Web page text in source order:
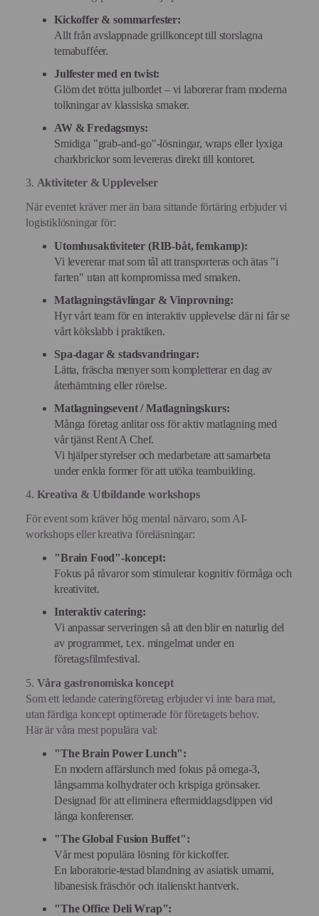
Kickoffer & sommarfester:
Allt från avslappnade grillkoncept till storslagna
temabufféer.
Julfester med en twist:
Glöm det trötta julbordet – vi laborerar fram moderna
tolkningar av klassiska smaker.
AW & Fredagsmys:
Smidiga "grab-and-go"-lösningar, wraps eller lyxiga
charkbrickor som levereras direkt till kontoret.
3. Aktiviteter & Upplevelser
När eventet kräver mer än bara sittande förtäring erbjuder vi
logistiklösningar för:
Utomhusaktiviteter (RIB-båt, femkamp):
Vi levererar mat som tål att transporteras och ätas "i
farten" utan att kompromissa med smaken.
Matlagningstävlingar & Vinprovning:
Hyr vårt team för en interaktiv upplevelse där ni får se
vårt kökslabb i praktiken.
Spa-dagar & stadsvandringar:
Lätta, fräscha menyer som kompletterar en dag av
återhämtning eller rörelse.
Matlagningsevent / Matlagningskurs:
Många företag anlitar oss för aktiv matlagning med
vår tjänst Rent A Chef.
Vi hjälper styrelser och medarbetare att samarbeta
under enkla former för att utöka teambuilding.
4. Kreativa & Utbildande workshops
För event som kräver hög mental närvaro, som AI-
workshops eller kreativa föreläsningar:
"Brain Food"-koncept:
Fokus på råvaror som stimulerar kognitiv förmåga och
kreativitet.
Interaktiv catering:
Vi anpassar serveringen så att den blir en naturlig del
av programmet, t.ex. mingelmat under en
företagsfilmfestival.
5. Våra gastronomiska koncept
Som ett ledande cateringföretag erbjuder vi inte bara mat,
utan färdiga koncept optimerade för företagets behov.
Här är våra mest populära val:
"The Brain Power Lunch":
En modern affärslunch med fokus på omega-3,
långsamma kolhydrater och krispiga grönsaker.
Designad för att eliminera eftermiddagsdippen vid
långa konferenser.
"The Global Fusion Buffet":
Vår mest populära lösning för kickoffer.
En laboratorie-testad blandning av asiatisk umami,
libanesisk fräschör och italienskt hantverk.
"The Office Deli Wrap":